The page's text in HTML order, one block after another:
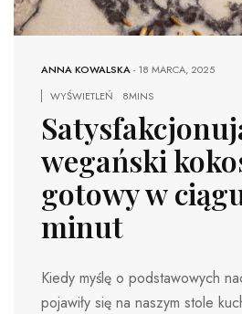
ANNA KOWALSKA-18 MARCA, 2025
WYŚWIETLEŃ
8MINS
wegański
gotowy w
minut
Kiedy myślę o podstawowych
pojawiły się na naszym stole